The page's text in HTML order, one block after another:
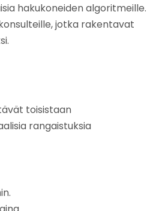
hakukoneiden algoritmeille.
jotka rakentavat
toisistaan
rangaistuksia